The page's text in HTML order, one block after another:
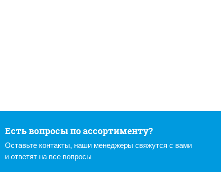
Есть вопросы по ассортименту?
Оставьте контакты, наши менеджеры свяжутся с вами
и ответят на все вопросы